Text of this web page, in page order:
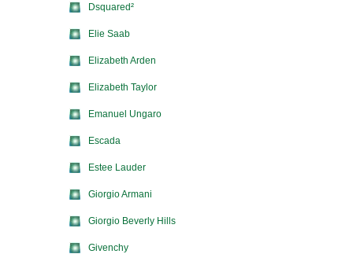
Dsquared²
Elie Saab
Elizabeth Arden
Elizabeth Taylor
Emanuel Ungaro
Escada
Estee Lauder
Giorgio Armani
Giorgio Beverly Hills
Givenchy